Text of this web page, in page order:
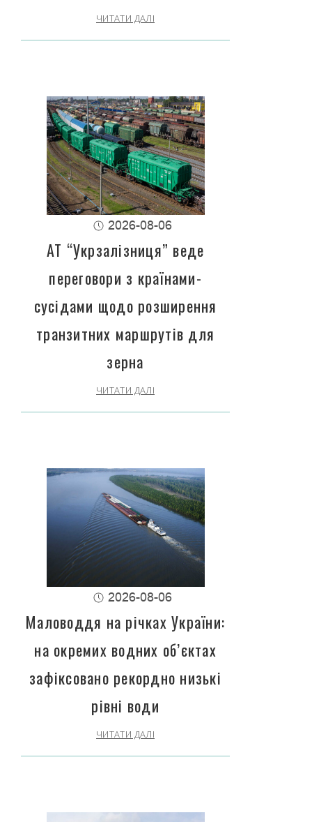
ЧИТАТИ ДАЛІ
2026-08-06
АТ “Укрзалізниця” веде
переговори з країнами-
сусідами щодо розширення
транзитних маршрутів для
зерна
ЧИТАТИ ДАЛІ
2026-08-06
Маловоддя на річках України:
на окремих водних об’єктах
зафіксовано рекордно низькі
рівні води
ЧИТАТИ ДАЛІ